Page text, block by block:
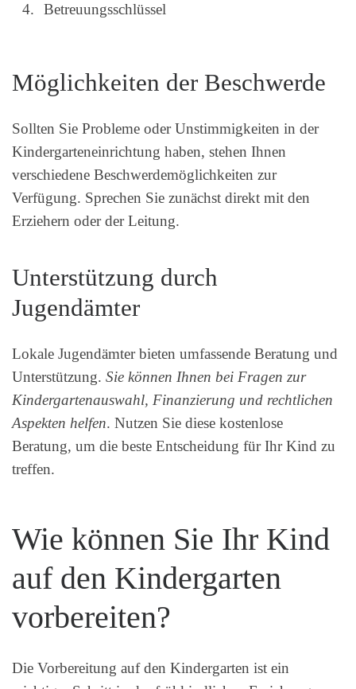
Betreuungsschlüssel
Möglichkeiten der Beschwerde
Sollten Sie Probleme oder Unstimmigkeiten in der
Kindergarteneinrichtung haben, stehen Ihnen
verschiedene Beschwerdemöglichkeiten zur
Verfügung. Sprechen Sie zunächst direkt mit den
Erziehern oder der Leitung.
Unterstützung durch
Jugendämter
Lokale Jugendämter bieten umfassende Beratung und
Unterstützung. Sie können Ihnen bei Fragen zur
Kindergartenauswahl, Finanzierung und rechtlichen
Aspekten helfen. Nutzen Sie diese kostenlose
Beratung, um die beste Entscheidung für Ihr Kind zu
treffen.
Wie können Sie Ihr Kind
auf den Kindergarten
vorbereiten?
Die Vorbereitung auf den Kindergarten ist ein